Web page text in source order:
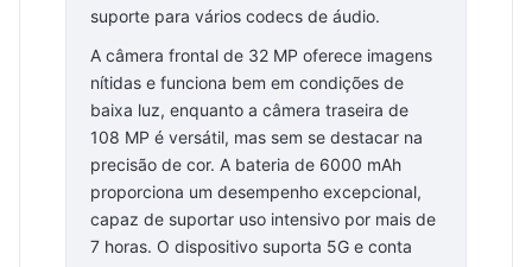
suporte para vários codecs de áudio.
A câmera frontal de 32 MP oferece imagens
nítidas e funciona bem em condições de
baixa luz, enquanto a câmera traseira de
108 MP é versátil, mas sem se destacar na
precisão de cor. A bateria de 6000 mAh
proporciona um desempenho excepcional,
capaz de suportar uso intensivo por mais de
7 horas. O dispositivo suporta 5G e conta